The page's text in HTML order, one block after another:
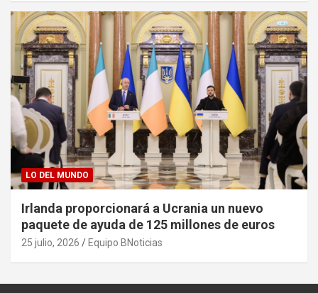
LO DEL MUNDO
Irlanda proporcionará a Ucrania un nuevo
paquete de ayuda de 125 millones de euros
25 julio, 2026 Equipo BNoticias